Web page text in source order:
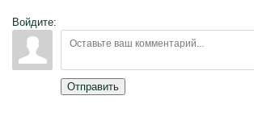
Войдите:
Отправить